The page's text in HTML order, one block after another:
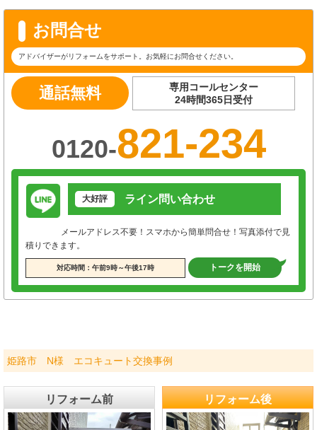
お問合せ
アドバイザーがリフォームをサポート。お気軽にお問合せください。
通話無料
専用コールセンター
24時間365日受付
0120-821-234
大好評 ライン問い合わせ
メールアドレス不要！スマホから簡単問合せ！写真添付で見
積りできます。
対応時間：午前9時～午後17時 トークを開始
姫路市 N様 エコキュート交換事例
リフォーム前 リフォーム後